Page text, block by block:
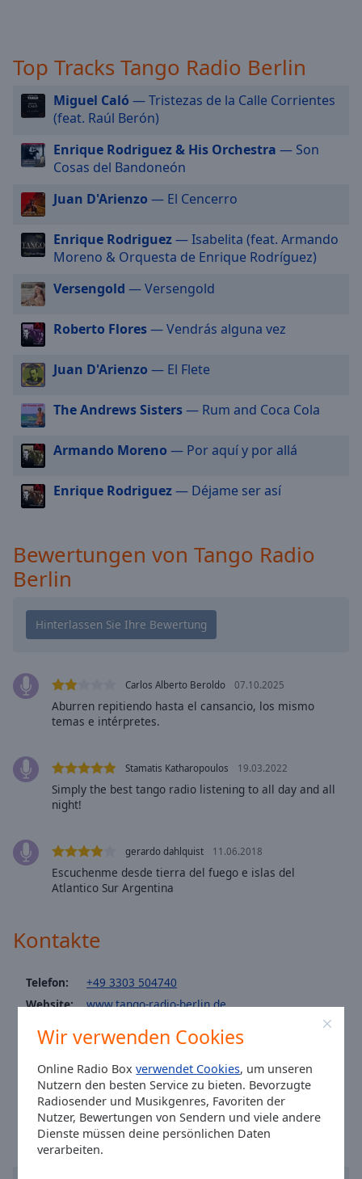
Wir verwenden Cookies
Online Radio Boxverwendet Cookies, um unseren
Nutzern den besten Service zu bieten. Bevorzugte
Radiosender und Musikgenres, Favoriten der
Nutzer, Bewertungen von Sendern und viele andere
Dienste müssen deine persönlichen Daten
verarbeiten.
dialog
subtitles
off
selected
Audio
Track
Picture-
in-
Picture
Fullscreen
This
modal
window.
Beginning
dialog
window.
cancel
and
close
Text
Opacity
Text
Background
Opacity
Area
Background
Family
Top Tracks Tango Radio Berlin
Miguel Caló — Tristezas de la Calle Corrientes
(feat. Raúl Berón)
Enrique Rodriguez & His Orchestra — Son
Cosas del Bandoneón
Juan D'Arienzo — El Cencerro
Enrique Rodriguez— Isabelita (feat. Armando
Moreno & Orquesta de Enrique Rodríguez)
Versengold — Versengold
Roberto Flores— Vendrás alguna vez
Juan D'Arienzo — El Flete
The Andrews Sisters— Rum and Coca Cola
Armando Moreno — Por aquí y por allá
Enrique Rodriguez— Déjame ser así
Bewertungen von Tango Radio
Berlin
Carlos Alberto Beroldo 07.10.2025
Aburren repitiendo hasta el cansancio, los mismo
temas e intérpretes.
Stamatis Katharopoulos 19.03.2022
Simply the best tango radio listening to all day and all
night!
gerardo dahlquist 11.06.2018
Escuchenme desde tierra del fuego e islas del
Atlantico Sur Argentina
Kontakte
Telefon:
+49 3303 504740
Website:
www.tango-radio-berlin.de
Email:
tj-sam@tango-radio-berlin.de
Facebook: @TangoRadioBerlin
Email: tango-radio-berlin@ist-einmalig.de
Ortszeit in Berlin:01:11,08.07.2026